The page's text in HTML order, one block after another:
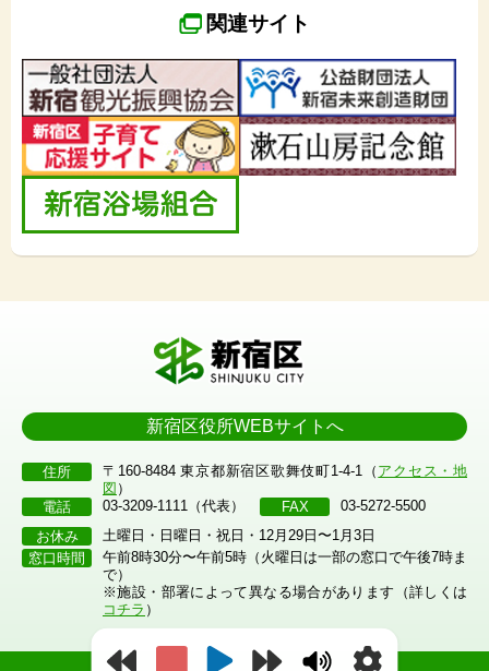
台風等の荒天時に資源・ごみの収集を中止する場合が
関連サイト
新宿区役所WEBサイトへ
住所 〒160-8484 東京都新宿区歌舞伎町1-4-1（ アクセス・地
図 ）
電話
03-3209-1111（代表） FAX
03-5272-5500
お休み
土曜日・日曜日・祝日・12月29日〜1月3日
窓口時間
午前8時30分〜午前5時（火曜日は一部の窓口で午後7時ま
で）
※施設・部署によって異なる場合があります（詳しくは
コチラ ）